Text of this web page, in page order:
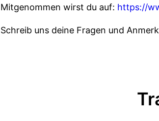
Mitgenommen wirst du auf: https://
Schreib uns deine Fragen und